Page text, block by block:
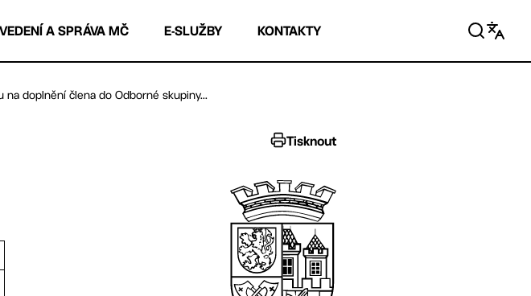
VEDENÍ A SPRÁVA MČ E-SLUŽBY KONTAKTY
na doplnění člena do Odborné skupiny...
Tisknout